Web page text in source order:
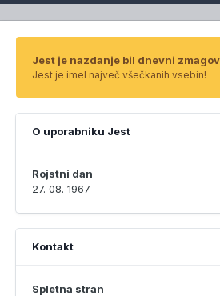
Jest je nazdanje bil dnevni
Jest je imel največ všečkanih vsebin!
O uporabniku Jest
Rojstni dan
27. 08. 1967
Kontakt
Spletna stran